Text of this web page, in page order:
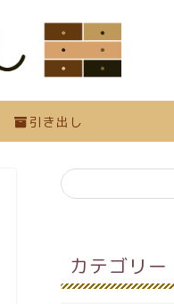
引き出し
カテゴリー